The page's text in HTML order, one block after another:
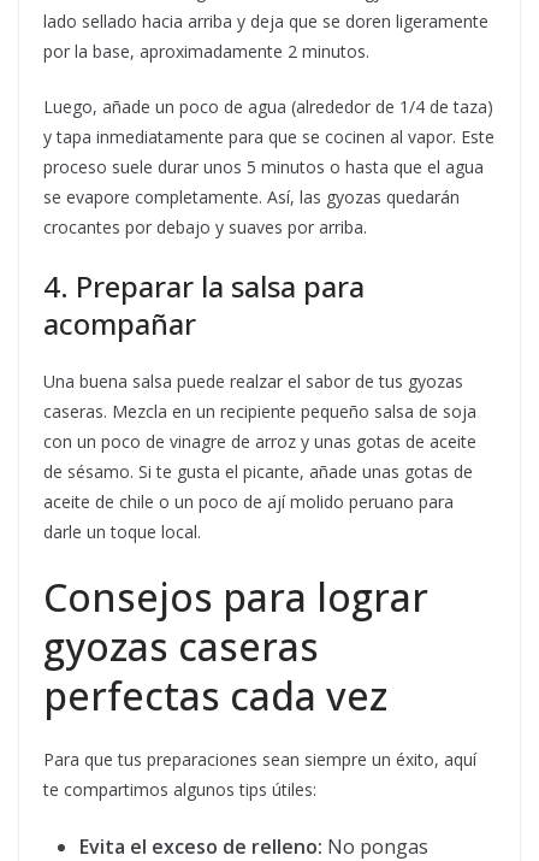
lado sellado hacia arriba y deja que se doren ligeramente
por la base, aproximadamente 2 minutos.
Luego, añade un poco de agua (alrededor de 1/4 de taza)
y tapa inmediatamente para que se cocinen al vapor. Este
proceso suele durar unos 5 minutos o hasta que el agua
se evapore completamente. Así, las gyozas quedarán
crocantes por debajo y suaves por arriba.
4. Preparar la salsa para
acompañar
Una buena salsa puede realzar el sabor de tus gyozas
caseras. Mezcla en un recipiente pequeño salsa de soja
con un poco de vinagre de arroz y unas gotas de aceite
de sésamo. Si te gusta el picante, añade unas gotas de
aceite de chile o un poco de ají molido peruano para
darle un toque local.
Consejos para lograr
gyozas caseras
perfectas cada vez
Para que tus preparaciones sean siempre un éxito, aquí
te compartimos algunos tips útiles:
Evita el exceso de relleno: No pongas